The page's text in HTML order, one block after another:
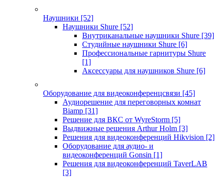
Наушники [52]
Наушники Shure [52]
Внутриканальные наушники Shure [39]
Студийные наушники Shure [6]
Профессиональные гарнитуры Shure
[1]
Аксессуары для наушников Shure [6]
Оборудование для видеоконференцсвязи [45]
Аудиорешение для переговорных комнат
Biamp [31]
Решение для ВКС от WyreStorm [5]
Выдвижные решения Arthur Holm [3]
Решения для видеоконференций Hikvision [2]
Оборудование для аудио- и
видеоконференций Gonsin [1]
Решения для видеоконференций TaverLAB
[3]